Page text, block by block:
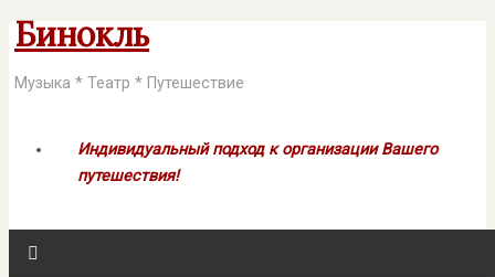
Бинокль
Музыка * Театр * Путешествие
Индивидуальный подход к организации Вашего
путешествия!